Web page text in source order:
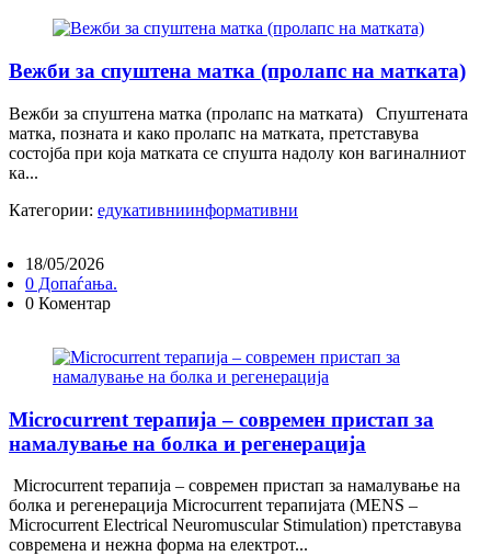
Вежби за спуштена матка (пролапс на матката)
Вежби за спуштена матка (пролапс на матката) Спуштената
матка, позната и како пролапс на матката, претставува
состојба при која матката се спушта надолу кон вагиналниот
ка...
Категории: едукативниинформативни
18/05/2026
0 Допаѓања.
0 Коментар
Microcurrent терапија – современ пристап за
намалување на болка и регенерација
Microcurrent терапија – современ пристап за намалување на
болка и регенерација Microcurrent терапијата (MENS –
Microcurrent Electrical Neuromuscular Stimulation) претставува
современа и нежна форма на електрот...